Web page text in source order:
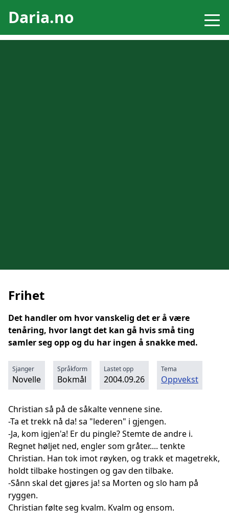
Daria.no
Frihet
Det handler om hvor vanskelig det er å være
tenåring, hvor langt det kan gå hvis små ting
samler seg opp og du har ingen å snakke med.
Sjanger
Novelle
Språkform
Bokmål
Lastet opp
2004.09.26
Tema
Oppvekst
Christian så på de såkalte vennene sine.
-Ta et trekk nå da! sa "lederen" i gjengen.
-Ja, kom igjen'a! Er du pingle? Stemte de andre i.
Regnet høljet ned, engler som gråter.... tenkte
Christian. Han tok imot røyken, og trakk et magetrekk,
holdt tilbake hostingen og gav den tilbake.
-Sånn skal det gjøres ja! sa Morten og slo ham på
ryggen.
Christian følte seg kvalm. Kvalm og ensom.